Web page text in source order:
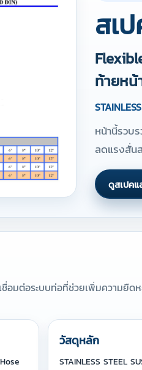
สเ
ท้ายหน้
หน้านี้รวบ
ลดแรงสั่น
ดูสเปคแ
มต่อระบบท่อที่ช่วยเพิ่มความยื
วัสดุหลัก
STAINLESS STEEL